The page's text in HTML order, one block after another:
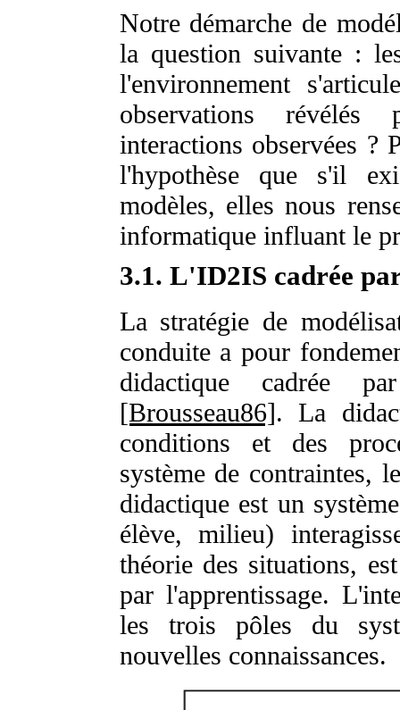
Notre démarche de
la question suivante :
l'environnement
observations révélés
interactions observées ?
l'hypothèse que s'il
modèles, elles nous
informatique influant le
3.1. L'ID2IS cadrée
La stratégie de
conduite a pour
didactique cadrée
[Brousseau86]. La
conditions et des
système de contraintes,
didactique est un
élève, milieu)
théorie des situations,
par l'apprentissage.
les trois pôles du
nouvelles connaissances.